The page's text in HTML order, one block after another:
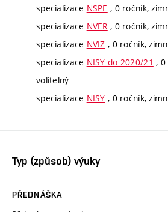
specializace NSPE , 0 ročník,
specializace NVER , 0 ročník,
specializace NVIZ , 0 ročník,
specializace NISY do 2020/21 , 0
volitelný
specializace NISY , 0 ročník,
Typ (způsob) výuky
PŘEDNÁŠKA